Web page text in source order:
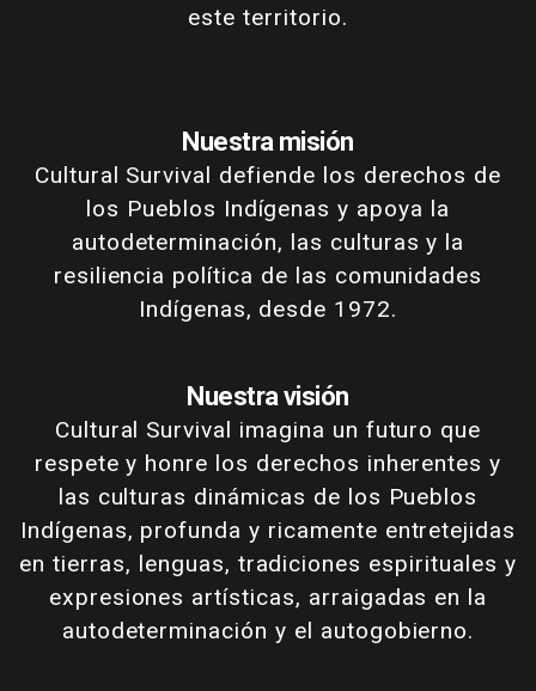
este territorio.
Nuestra misión
Cultural Survival defiende los derechos de
los Pueblos Indígenas y apoya la
autodeterminación, las culturas y la
resiliencia política de las comunidades
Indígenas, desde 1972.
Nuestra visión
Cultural Survival imagina un futuro que
respete y honre los derechos inherentes y
las culturas dinámicas de los Pueblos
Indígenas, profunda y ricamente entretejidas
en tierras, lenguas, tradiciones espirituales y
expresiones artísticas, arraigadas en la
autodeterminación y el autogobierno.